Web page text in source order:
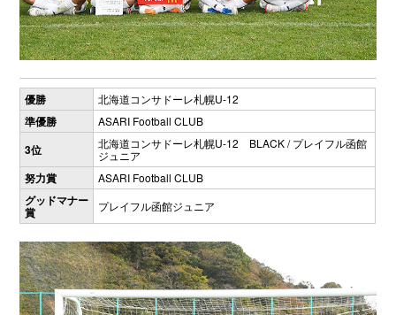
優勝 北海道コンサドーレ札幌U-12
準優勝 ASARI Football CLUB
3位
北海道コンサドーレ札幌U-12 BLACK / プレイフル函館
ジュニア
努力賞 ASARI Football CLUB
グッドマナー
賞 プレイフル函館ジュニア